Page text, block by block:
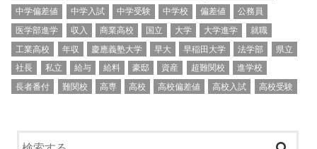
中学偏差値
中学入試 中学受験 中学校 偏差値
公務員
医学部進学
収入 商業高校 国立 大学 大学進学
就職
工業高校
年収 慶應義塾大学 早大 早稲田大学 法学部
県立
社長
私立 給与 給料 豪邸 資産 超難関校
進学校
長者番付
難関校 高専 高校 高校偏差値 高校入試 高校受験